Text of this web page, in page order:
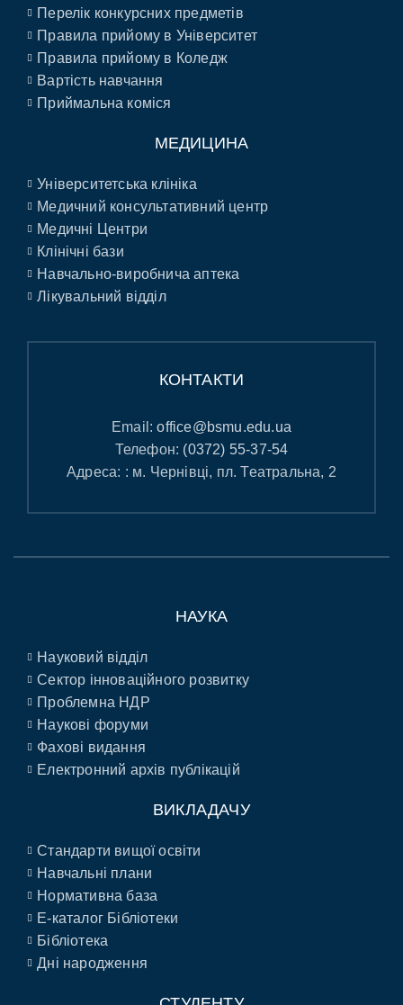
Перелік конкурсних предметів
Правила прийому в Університет
Правила прийому в Коледж
Вартість навчання
Приймальна коміся
МЕДИЦИНА
Університетська клініка
Медичний консультативний центр
Медичні Центри
Клінічні бази
Навчально-виробнича аптека
Лікувальний відділ
КОНТАКТИ
Email:office@bsmu.edu.ua
Телефон: (0372) 55-37-54
Адреса: : м. Чернівці, пл. Театральна, 2
НАУКА
Науковий відділ
Сектор інноваційного розвитку
Проблемна НДР
Наукові форуми
Фахові видання
Електронний архів публікацій
ВИКЛАДАЧУ
Стандарти вищої освіти
Навчальні плани
Нормативна база
E-каталог Бібліотеки
Бібліотека
Дні народження